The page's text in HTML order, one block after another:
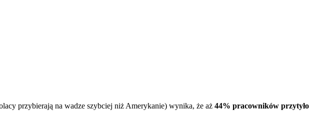
przybierają na wadze szybciej niż Amerykanie) wynika, że aż 44% pracowników przytyło